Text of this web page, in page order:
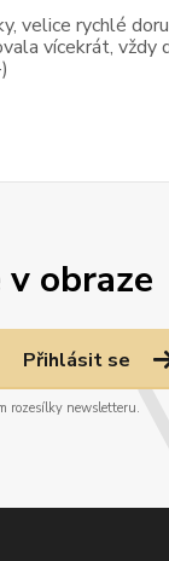
obraze
Přihlásit se
rozesílky newsletteru.
velice rychlé
vícekrát, vždy